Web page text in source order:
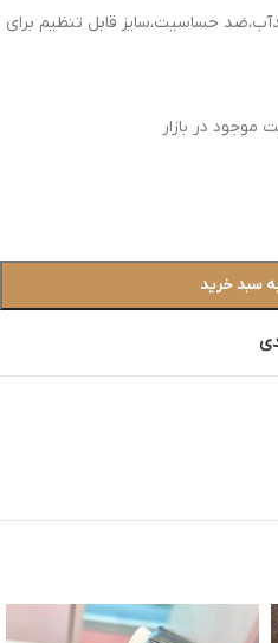
حساسیت،سایز قابل تنظیم برای
موجود در بازار
سبد خرید